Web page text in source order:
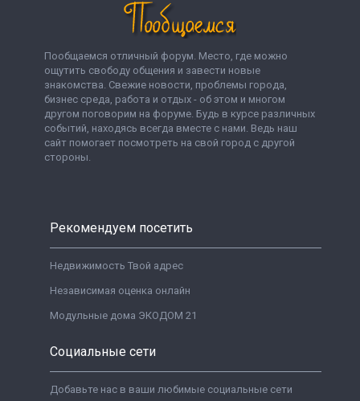
Пообщаемся отличный форум. Место, где можно
ощутить свободу общения и завести новые
знакомства. Свежие новости, проблемы города,
бизнес среда, работа и отдых - об этом и многом
другом поговорим на форуме. Будь в курсе различных
событий, находясь всегда вместе с нами. Ведь наш
сайт помогает посмотреть на свой город с другой
стороны.
Рекомендуем посетить
Недвижимость Твой адрес
Независимая оценка онлайн
Модульные дома ЭКОДОМ 21
Социальные сети
Добавьте нас в ваши любимые социальные сети